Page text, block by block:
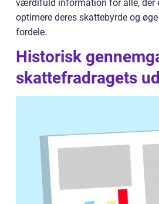
værdifuld information for alle, der
optimere deres skattebyrde og
fordele.
Historisk
skattefradragets